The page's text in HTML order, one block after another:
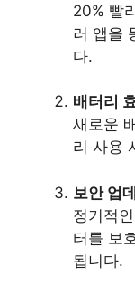
20% 빨
러 앱을
다.
배터리
새로운
리 사용
보안 업
정기적
터를 보
됩니다.